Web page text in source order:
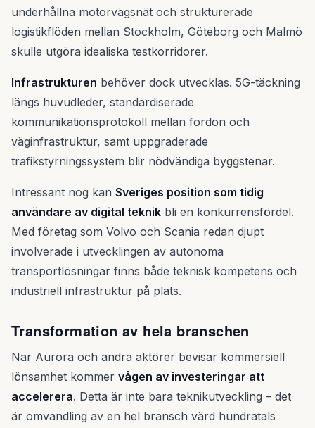
underhållna motorvägsnät och strukturerade
logistikflöden mellan Stockholm, Göteborg och Malmö
skulle utgöra idealiska testkorridorer.
Infrastrukturen behöver dock utvecklas. 5G-täckning
längs huvudleder, standardiserade
kommunikationsprotokoll mellan fordon och
väginfrastruktur, samt uppgraderade
trafikstyrningssystem blir nödvändiga byggstenar.
Intressant nog kan Sveriges position som tidig
användare av digital teknik bli en konkurrensfördel.
Med företag som Volvo och Scania redan djupt
involverade i utvecklingen av autonoma
transportlösningar finns både teknisk kompetens och
industriell infrastruktur på plats.
Transformation av hela branschen
När Aurora och andra aktörer bevisar kommersiell
lönsamhet kommer vågen av investeringar att
accelerera. Detta är inte bara teknikutveckling – det
är omvandling av en hel bransch värd hundratals